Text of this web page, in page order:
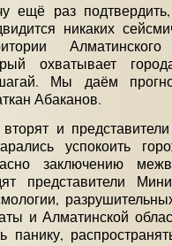
ещё раз
никаких
охватывает
Мы даём
Абаканов.
и
успокоить
заключению
представители
и Алматинской
панику,